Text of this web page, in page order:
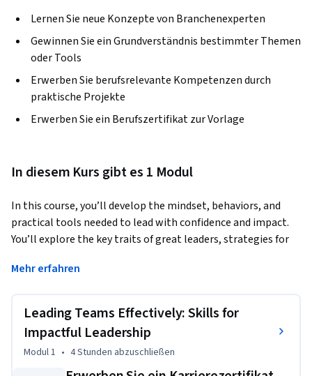
Lernen Sie neue Konzepte von Branchenexperten
Gewinnen Sie ein Grundverständnis bestimmter Themen
oder Tools
Erwerben Sie berufsrelevante Kompetenzen durch
praktische Projekte
Erwerben Sie ein Berufszertifikat zur Vorlage
In diesem Kurs gibt es 1 Modul
In this course, you’ll develop the mindset, behaviors, and
practical tools needed to lead with confidence and impact.
You’ll explore the key traits of great leaders, strategies for
leadership pitfalls. Through real-world examples and hands-
with actionable strategies to inspire and drive lasting
This course is designed for individuals at all stages of their
Mehr erfahren
Leading Teams Effectively: Skills for
Impactful Leadership
Modul 1 • 4 Stunden abzuschließen